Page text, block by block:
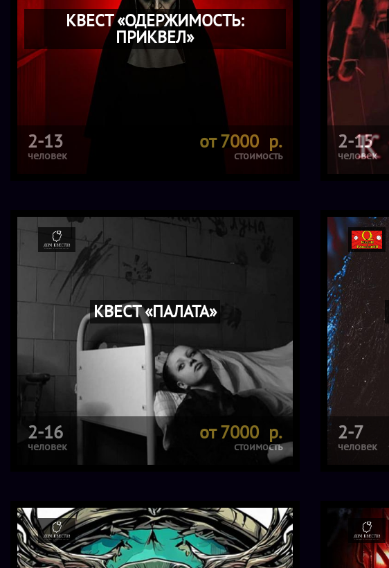
КВЕСТ «ОДЕРЖИМОСТЬ:
ПРИКВЕЛ»
2-13
человек
от 7000 р.
стоимость
2-15
человек
КВЕСТ «ПАЛАТА»
2-16
человек
от 7000 р.
стоимость
2-7
человек